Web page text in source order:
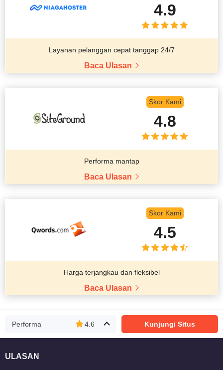
4.9
Layanan pelanggan cepat tanggap 24/7
Baca Ulasan
Skor Kami
4.8
Performa mantap
Baca Ulasan
Skor Kami
4.5
Harga terjangkau dan fleksibel
Baca Ulasan
Performa 4.6 Kunjungi Situs
ULASAN